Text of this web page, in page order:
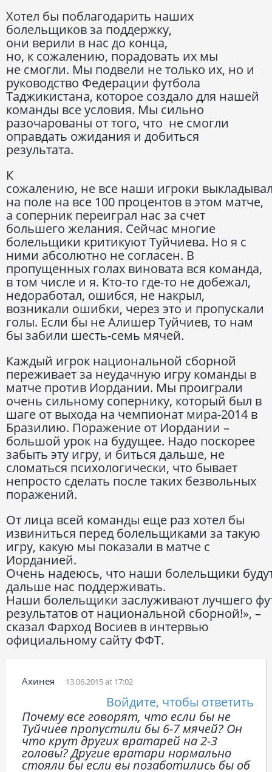
Хотел бы поблагодарить наших
болельщиков за поддержку,
они верили в нас до конца,
но, к сожалению, порадовать их мы
не смогли. Мы подвели не только их, но и
руководство Федерации футбола
Таджикистана, которое создало для нашей
команды все условия. Мы сильно
разочарованы от того, что не смогли
оправдать ожидания и добиться
результата.
К
сожалению, не все наши игроки
на поле на все 100 процентов в этом матче,
а соперник переиграл нас за счет
большего желания. Сейчас многие
болельщики критикуют Туйчиева. Но я с
ними абсолютно не согласен. В
пропущенных голах виновата вся команда,
в том числе и я. Кто-то где-то не добежал,
недоработал, ошибся, не накрыл,
возникали ошибки, через это и пропускали
голы. Если бы не Алишер Туйчиев, то нам
бы забили шесть-семь мячей.
Каждый игрок национальной сборной
переживает за неудачную игру команды в
матче против Иордании. Мы проиграли
очень сильному сопернику, который был в
шаге от выхода на чемпионат мира-2014 в
Бразилию. Поражение от Иордании –
большой урок на будущее. Надо поскорее
забыть эту игру, и биться дальше, не
сломаться психологически, что бывает
непросто сделать после таких безвольных
поражений.
От лица всей команды еще раз хотел бы
извиниться перед болельщиками за такую
игру, какую мы показали в матче с
Иорданией.
Очень надеюсь, что наши болельщики
дальше нас поддерживать.
Наши болельщики заслуживают лучшего
результатов от национальной сборной!», –
сказал Фарход Восиев в интервью
официальному сайту ФФТ.
Ахинея 13.06.2015 at 17:02
Войдите, чтобы ответить
Почему все говорят, что если бы не
Туйчиев пропустили бы 6-7 мячей? Он
что крут других вратарей на 2-3
головы? Другие вратари нормально
стояли бы если вы позаботились бы об